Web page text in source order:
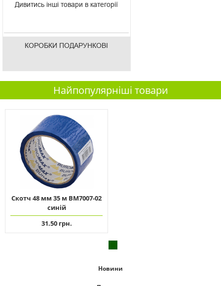
Дивитись інші товари в категорії
КОРОБКИ ПОДАРУНКОВІ
Найпопулярніші товари
Скотч 48 мм 35 м ВМ7007-02
синій
31.50 грн.
Новини